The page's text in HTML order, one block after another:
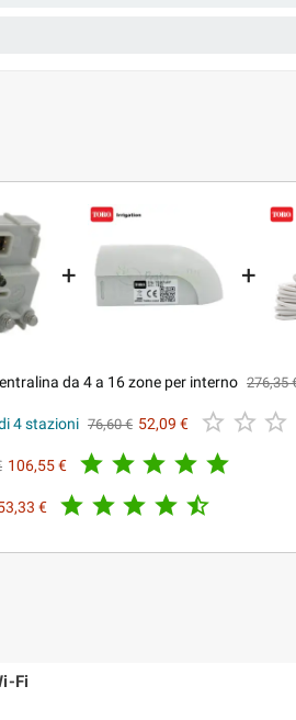
+ +
da 4 a 16 zone per interno 276,35
4 stazioni 76,60 € 52,09 €   
106,55 €     
€     
Fi